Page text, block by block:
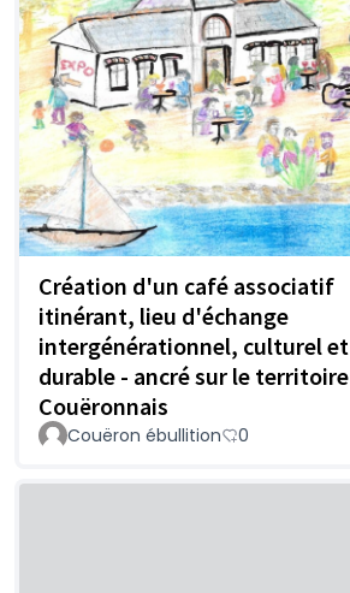
Création d'un café associatif
itinérant, lieu d'échange
intergénérationnel, culturel et
durable - ancré sur le territoire
Couëronnais
Couëron ébullition 0